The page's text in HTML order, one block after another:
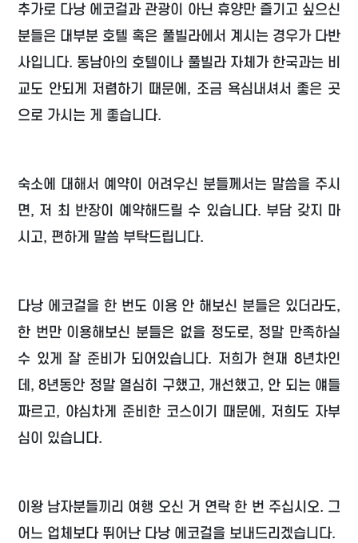
추가로 다낭 에코걸과 관광이 아닌 휴양만 즐기고 싶으신
분들은 대부분 호텔 혹은 풀빌라에서 계시는 경우가 다반
사입니다. 동남아의 호텔이나 풀빌라 자체가 한국과는 비
교도 안되게 저렴하기 때문에, 조금 욕심내셔서 좋은 곳
으로 가시는 게 좋습니다.
숙소에 대해서 예약이 어려우신 분들께서는 말씀을 주시
면, 저 최 반장이 예약해드릴 수 있습니다. 부담 갖지 마
시고, 편하게 말씀 부탁드립니다.
다낭 에코걸을 한 번도 이용 안 해보신 분들은 있더라도,
한 번만 이용해보신 분들은 없을 정도로, 정말 만족하실
수 있게 잘 준비가 되어있습니다. 저희가 현재 8년차인
데, 8년동안 정말 열심히 구했고, 개선했고, 안 되는 얘들
짜르고, 야심차게 준비한 코스이기 때문에, 저희도 자부
심이 있습니다.
이왕 남자분들끼리 여행 오신 거 연락 한 번 주십시오. 그
어느 업체보다 뛰어난 다낭 에코걸을 보내드리겠습니다.